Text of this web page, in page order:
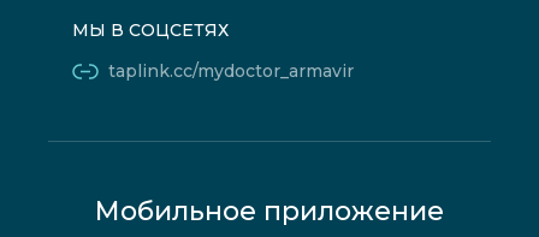
МЫ В СОЦСЕТЯХ
taplink.cc/mydoctor_armavir
Мобильное приложение